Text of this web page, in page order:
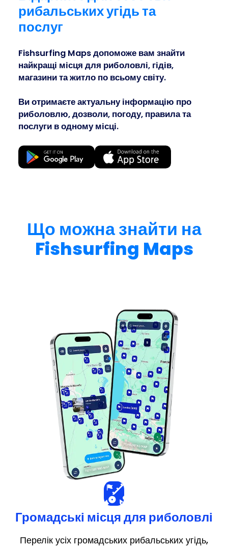
Business
рибальських угідь та
послуг
Fishsurfing Maps допоможе вам знайти
найкращі місця для риболовлі, гідів,
магазини та житло по всьому світу.
Ви отримаєте актуальну інформацію про
риболовлю, дозволи, погоду, правила та
послуги в одному місці.
Що можна знайти на
Fishsurfing Maps
Громадські місця для риболовлі
Перелік усіх громадських рибальських угідь,